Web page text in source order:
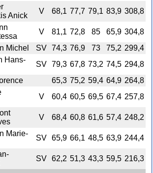
Anick
V 68,1 77,7 79,1 83,9 308,8
V 81,1 72,8 85 65,9 304,8
Michel SV 74,3 76,9 73 75,2 299,4
Hans-
SV 79,3 67,8 73,2 74,5 294,8
65,3 75,2 59,4 64,9 264,8
V 60,4 60,5 69,5 67,4 257,8
V 68,4 60,8 61,6 57,4 248,2
Marie-
SV 65,9 66,1 48,5 63,9 244,4
SV 62,2 51,3 43,3 59,5 216,3